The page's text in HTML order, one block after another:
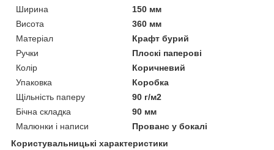
Ширина
150 мм
Висота
360 мм
Матеріал
Крафт бурий
Ручки
Плоскі паперові
Колір
Коричневий
Упаковка
Коробка
Щільність паперу
90 г/м2
Бічна складка
90 мм
Малюнки і написи
Прованс у бокалі
Користувальницькі характеристики